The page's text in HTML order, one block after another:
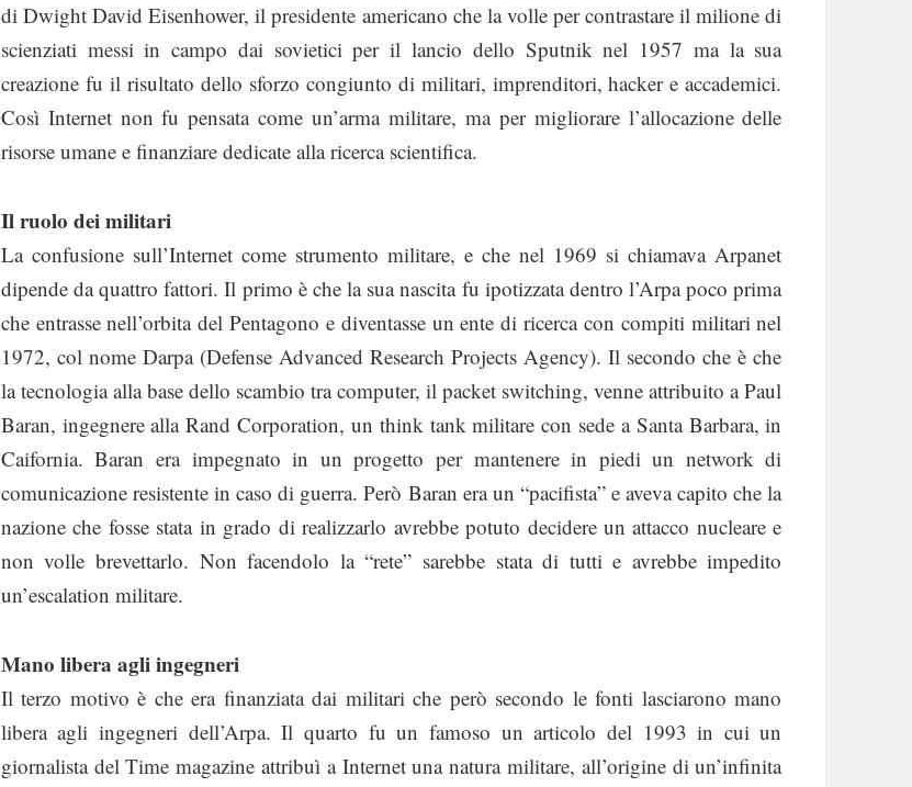
di Dwight David Eisenhower, il presidente americano che la volle per contrastare il milione di
scienziati messi in campo dai sovietici per il lancio dello Sputnik nel 1957 ma la sua
creazione fu il risultato dello sforzo congiunto di militari, imprenditori, hacker e accademici.
Così Internet non fu pensata come un’arma militare, ma per migliorare l’allocazione delle
risorse umane e finanziare dedicate alla ricerca scientifica.
Il ruolo dei militari
La confusione sull’Internet come strumento militare, e che nel 1969 si chiamava Arpanet
dipende da quattro fattori. Il primo è che la sua nascita fu ipotizzata dentro l’Arpa poco prima
che entrasse nell’orbita del Pentagono e diventasse un ente di ricerca con compiti militari nel
1972, col nome Darpa (Defense Advanced Research Projects Agency). Il secondo che è che
la tecnologia alla base dello scambio tra computer, il packet switching, venne attribuito a Paul
Baran, ingegnere alla Rand Corporation, un think tank militare con sede a Santa Barbara, in
Caifornia. Baran era impegnato in un progetto per mantenere in piedi un network di
comunicazione resistente in caso di guerra. Però Baran era un “pacifista” e aveva capito che la
nazione che fosse stata in grado di realizzarlo avrebbe potuto decidere un attacco nucleare e
non volle brevettarlo. Non facendolo la “rete” sarebbe stata di tutti e avrebbe impedito
un’escalation militare.
Mano libera agli ingegneri
Il terzo motivo è che era finanziata dai militari che però secondo le fonti lasciarono mano
libera agli ingegneri dell’Arpa. Il quarto fu un famoso un articolo del 1993 in cui un
giornalista del Time magazine attribuì a Internet una natura militare, all’origine di un’infinita